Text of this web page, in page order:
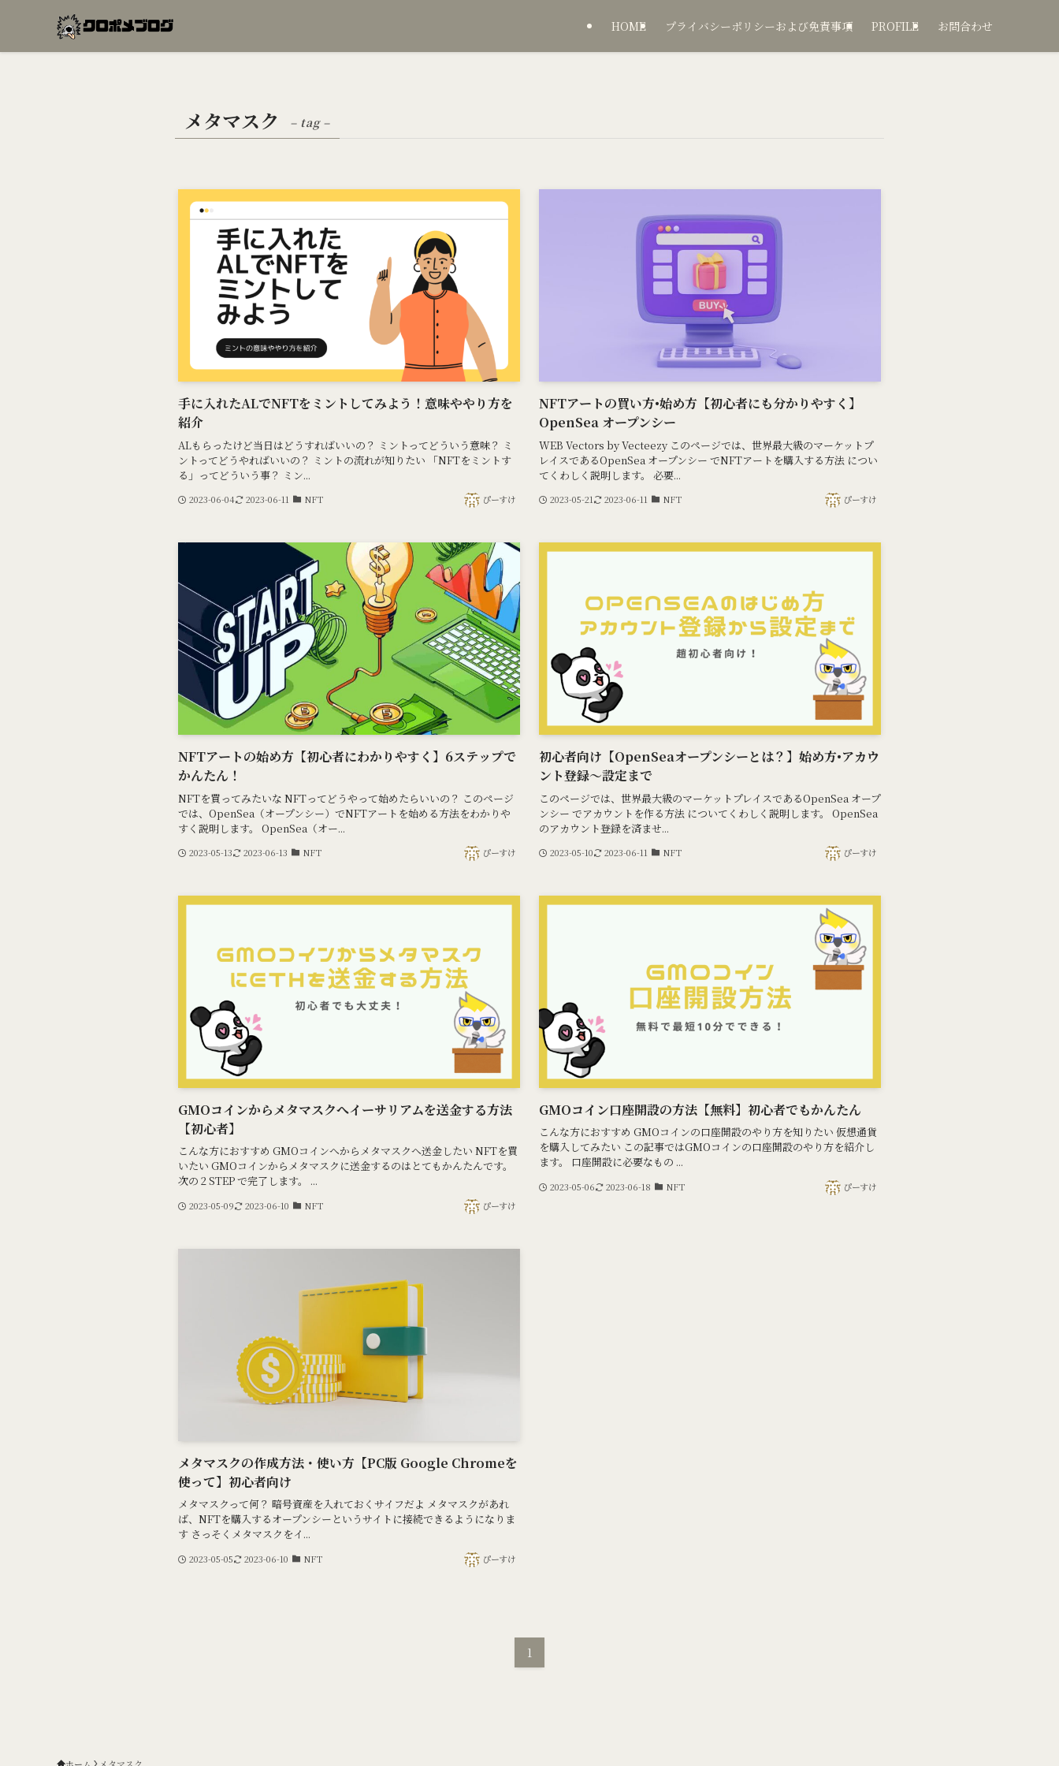
HOME プライバシーポリシーおよび免責事項 PROFILE お問合わせ
メタマスク – tag –
手に入れたALでNFTをミントしてみよう！意味ややり方を
紹介
ALもらったけど当日はどうすればいいの？ ミントってどういう意味？ ミ
ントってどうやればいいの？ ミントの流れが知りたい 「NFTをミントす
る」ってどういう事？ ミン...
2023-06-04 2023-06-11 NFT ぴーすけ
NFTアートの買い方•始め方【初心者にも分かりやすく】
OpenSea オープンシー
WEB Vectors by Vecteezy このページでは、世界最大級のマーケットプ
レイスであるOpenSea オープンシー でNFTアートを購入する方法 につい
てくわしく説明します。 必要...
2023-05-21 2023-06-11 NFT ぴーすけ
NFTアートの始め方【初心者にわかりやすく】6ステップで
かんたん！
NFTを買ってみたいな NFTってどうやって始めたらいいの？ このページ
では、OpenSea（オープンシー）でNFTアートを始める方法をわかりや
すく説明します。 OpenSea（オー...
2023-05-13 2023-06-13 NFT ぴーすけ
初心者向け【OpenSeaオープンシーとは？】始め方•アカウ
ント登録～設定まで
このページでは、世界最大級のマーケットプレイスであるOpenSea オープ
ンシー でアカウントを作る方法 についてくわしく説明します。 OpenSea
のアカウント登録を済ませ...
2023-05-10 2023-06-11 NFT ぴーすけ
GMOコインからメタマスクへイーサリアムを送金する方法
【初心者】
こんな方におすすめ GMOコインへからメタマスクへ送金したい NFTを買
いたい GMOコインからメタマスクに送金するのはとてもかんたんです。
次の 2 STEP で完了します。 ...
2023-05-09 2023-06-10 NFT ぴーすけ
GMOコイン口座開設の方法【無料】初心者でもかんたん
こんな方におすすめ GMOコインの口座開設のやり方を知りたい 仮想通貨
を購入してみたい この記事ではGMOコインの口座開設のやり方を紹介し
ます。 口座開設に必要なもの ...
2023-05-06 2023-06-18 NFT ぴーすけ
メタマスクの作成方法・使い方【PC版 Google Chromeを
使って】初心者向け
メタマスクって何？ 暗号資産を入れておくサイフだよ メタマスクがあれ
ば、NFTを購入するオープンシーというサイトに接続できるようになりま
す さっそくメタマスクをイ...
2023-05-05 2023-06-10 NFT ぴーすけ
1
ホーム メタマスク